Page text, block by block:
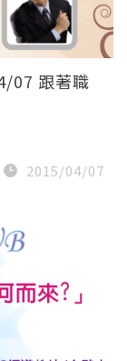
07 跟著職
2015/04/07